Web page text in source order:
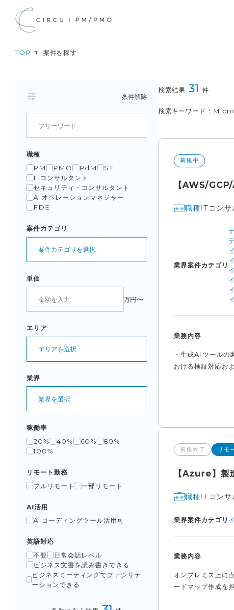
TOP 案件を探す
条件解除
職種
PM
PMO PdM
SE
ITコンサルタント
セキュリティ・コンサルタント
AIオペレーションマネジャー
FDE
案件カテゴリ
案件カテゴリを選択
単価
万円〜
エリア
エリアを選択
業界
業界を選択
稼働率
20%
40% 60%
80%
100%
リモート勤務
フルリモート
一部リモート
AI活用
AIコーディングツール活用可
英語対応
不要
日常会話レベル
ビジネス文書を読み書きできる
ビジネスミーティングでファシリテ
ーションできる
検索結果 31 件
検索キーワード
募集中
【AWS/
職種ITコンサ
業界案件カテゴリ
業務内容
・生成AIツールの
おける検証対応お
募集終了 リモ
【Azure】製
職種ITコンサ
業界案件カテゴリ
業務内容
オンプレミス上に
ードマップ作成を